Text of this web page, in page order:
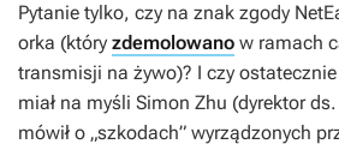
Pytanie tylko, czy na znak zgody
orka (który zdemolowano w ramach
transmisji na żywo)? I czy
miał na myśli Simon Zhu (dyrektor
mówił o „szkodach” wyrządzonych